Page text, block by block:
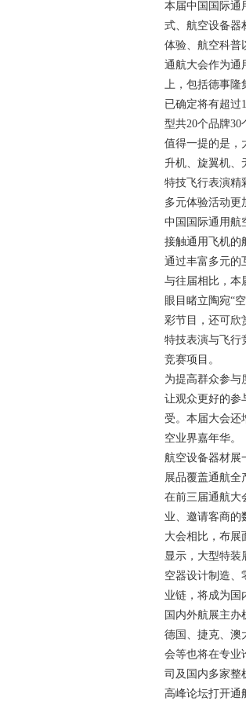
本届中国国际通
式、航空设备器
体验、航空科普
通航大会作为通
上，包括德事隆
已确定将有超过
型共20个品牌30
值得一提的是，
升机、旋翼机、
特技飞行表演精
多元体验活动更
中国国际通用航
接触通用飞机的
通过丰富多元的
与往届相比，本
眼目睹立陶宛“
彩节目，还可欣
特技表演与飞行
竞赛项目。
为提高群众参与
让观众更好的参
受。本届大会还
空业界嘉年华。
航空设备器材展
展品覆盖通航全
在前三届通航大
业、邀请客商的
大会相比，布展
显示，大型特装
空器设计制造、
业链，将成为国
国内外航展主办
德国、捷克、澳
会等也将在专业
司及国内多家整
高峰论坛打开通